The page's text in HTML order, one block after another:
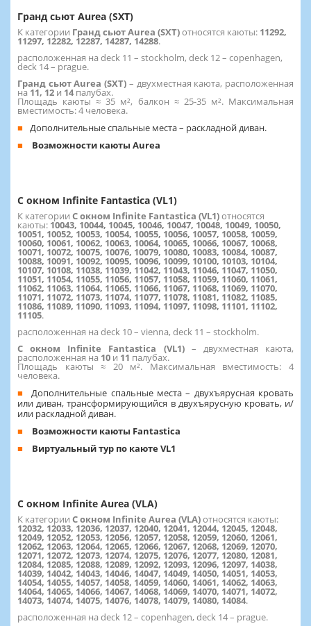
Гранд сьют Aurea (SXT)
К категории Гранд сьют Aurea (SXT)относятся каюты: 11292,
11297, 12282, 12287, 14287, 14288.
расположенная на deck 11 – stockholm, deck 12 – copenhagen,
deck 14 – prague.
Гранд сьют Aurea (SXT) – двухместная каюта, расположенная
на 11, 12 и 14палубах.
Площадь каюты ≈ 35 м², балкон ≈ 25-35 м². Максимальная
вместимость: 4 человека.
Дополнительные спальные места – раскладной диван.
Возможности каюты Aurea
С окном Infinite Fantastica (VL1)
К категории С окном Infinite Fantastica (VL1)относятся
каюты: 10043, 10044, 10045, 10046, 10047, 10048, 10049, 10050,
10051, 10052, 10053, 10054, 10055, 10056, 10057, 10058, 10059,
10060, 10061, 10062, 10063, 10064, 10065, 10066, 10067, 10068,
10071, 10072, 10075, 10076, 10079, 10080, 10083, 10084, 10087,
10088, 10091, 10092, 10095, 10096, 10099, 10100, 10103, 10104,
10107, 10108, 11038, 11039, 11042, 11043, 11046, 11047, 11050,
11051, 11054, 11055, 11056, 11057, 11058, 11059, 11060, 11061,
11062, 11063, 11064, 11065, 11066, 11067, 11068, 11069, 11070,
11071, 11072, 11073, 11074, 11077, 11078, 11081, 11082, 11085,
11086, 11089, 11090, 11093, 11094, 11097, 11098, 11101, 11102,
11105.
расположенная на deck 10 – vienna, deck 11 – stockholm.
С окном Infinite Fantastica (VL1) – двухместная каюта,
расположенная на 10 и 11 палубах.
Площадь каюты ≈ 20 м². Максимальная вместимость: 4
человека.
Дополнительные спальные места – двухъярусная кровать
или диван, трансформирующийся в двухъярусную кровать, и/
или раскладной диван.
Возможности каюты Fantastica
Виртуальный тур по каюте VL1
С окном Infinite Aurea (VLA)
К категории С окном Infinite Aurea (VLA)относятся каюты:
12032, 12033, 12036, 12037, 12040, 12041, 12044, 12045, 12048,
12049, 12052, 12053, 12056, 12057, 12058, 12059, 12060, 12061,
12062, 12063, 12064, 12065, 12066, 12067, 12068, 12069, 12070,
12071, 12072, 12073, 12074, 12075, 12076, 12077, 12080, 12081,
12084, 12085, 12088, 12089, 12092, 12093, 12096, 12097, 14038,
14039, 14042, 14043, 14046, 14047, 14049, 14050, 14051, 14053,
14054, 14055, 14057, 14058, 14059, 14060, 14061, 14062, 14063,
14064, 14065, 14066, 14067, 14068, 14069, 14070, 14071, 14072,
14073, 14074, 14075, 14076, 14078, 14079, 14080, 14084.
расположенная на deck 12 – copenhagen, deck 14 – prague.